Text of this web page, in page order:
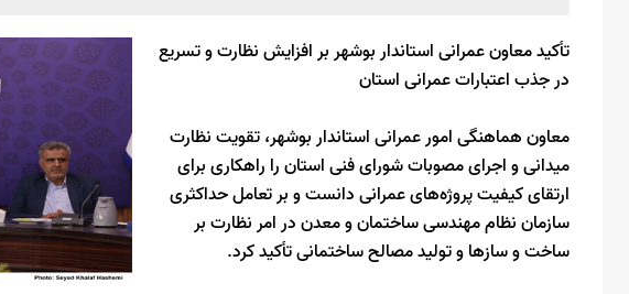
تأکید معاون عمرانی استاندار بوشهر بر افزایش نظارت و تسریع
در جذب اعتبارات عمرانی استان
معاون هماهنگی امور عمرانی استاندار بوشهر، تقویت نظارت
میدانی و اجرای مصوبات شورای فنی استان را راهکاری برای
ارتقای کیفیت پروژه‌های عمرانی دانست و بر تعامل حداکثری
سازمان نظام مهندسی ساختمان و معدن در امر نظارت بر
ساخت و سازها و تولید مصالح ساختمانی تأکید کرد.